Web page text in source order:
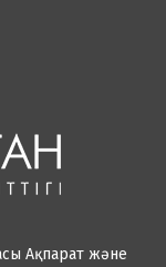
Ақпарат және